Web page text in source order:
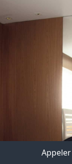
Appeler